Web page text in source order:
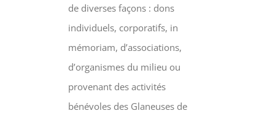
de diverses façons : dons
individuels, corporatifs, in
mémoriam, d’associations,
d’organismes du milieu ou
provenant des activités
bénévoles des Glaneuses de